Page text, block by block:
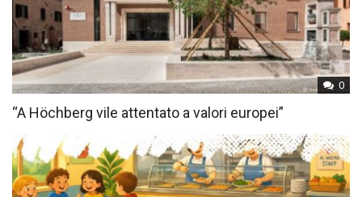
0
“A Höchberg vile attentato a valori europei”